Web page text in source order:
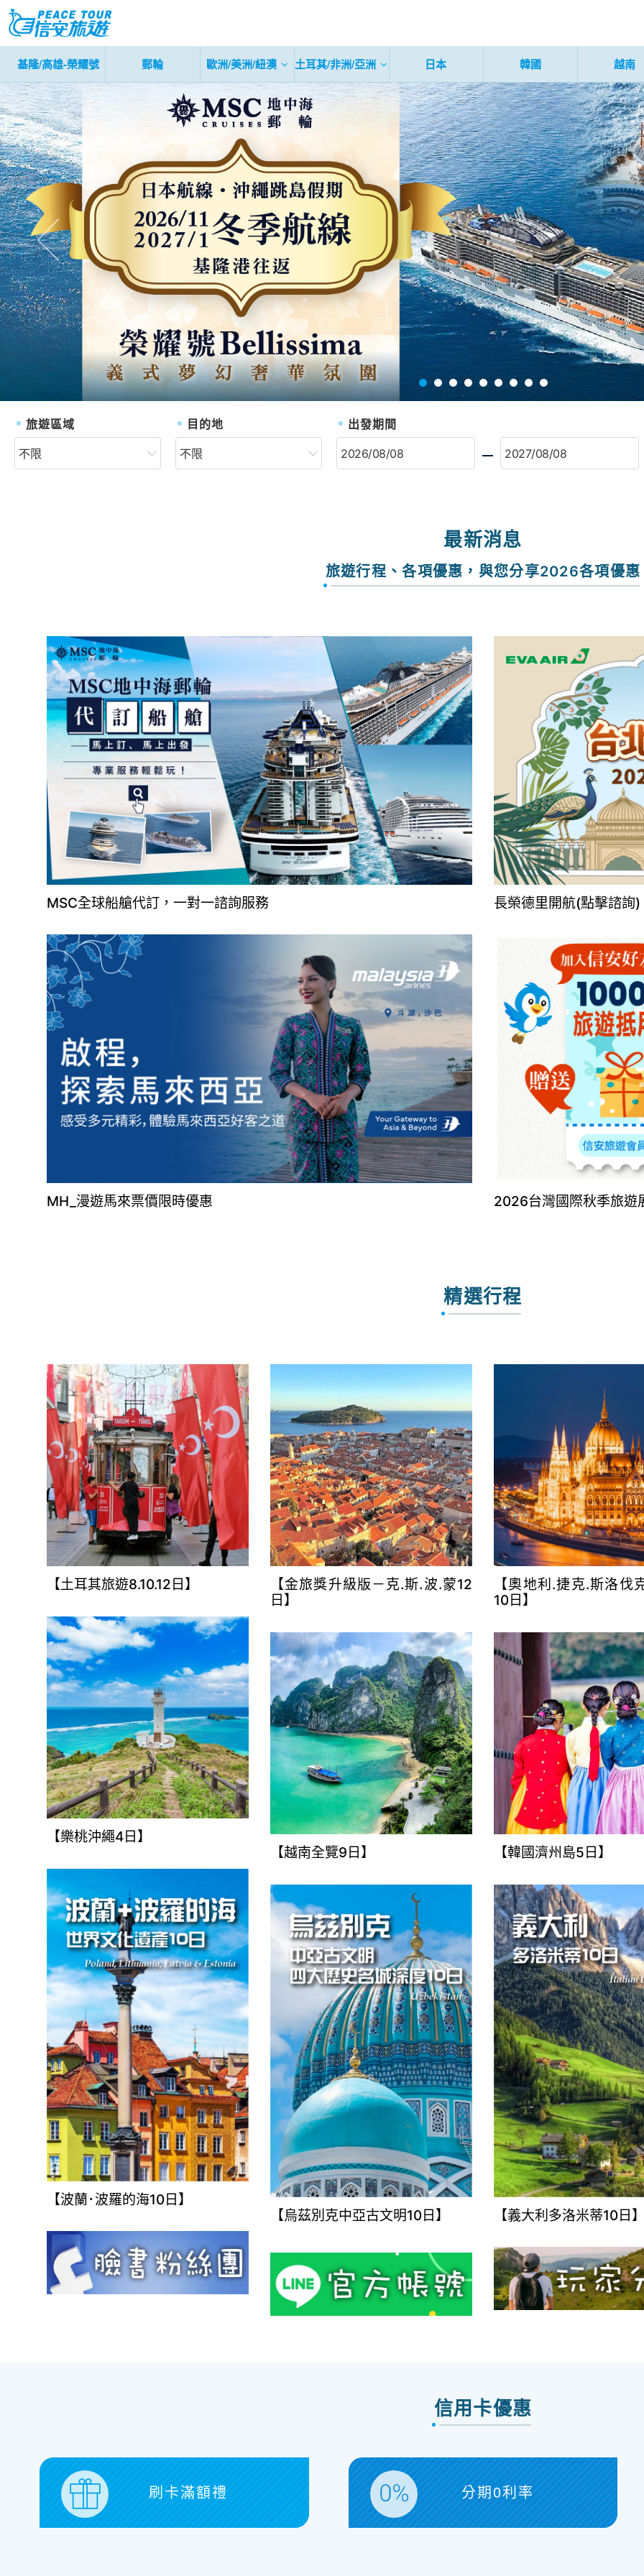
基隆/高雄-榮耀號 郵輪 歐洲/美洲/紐澳 土耳其/非洲/亞洲 日本 韓國 越南
往前
旅遊區域 目的地 出發期間
最新消息
旅遊行程、各項優惠，與您分享2026各項優惠
MSC全球船艙代訂，一對一諮詢服務 長榮德里開航(點擊諮詢)
2026台灣國際秋季旅
MH_漫遊馬來票價限時優惠
精選行程
【土耳其旅遊8.10.12日】
【金旅獎升級版－克.斯.波.蒙12
日】
【奧地利.捷克.斯洛伐
10日】
【樂桃沖繩4日】
【越南全覽9日】
【韓國濟州島5日】
【波蘭･波羅的海10日】
【烏茲別克中亞古文明10日】
【義大利多洛米蒂10日
信用卡優惠
刷卡滿額禮 分期0利率